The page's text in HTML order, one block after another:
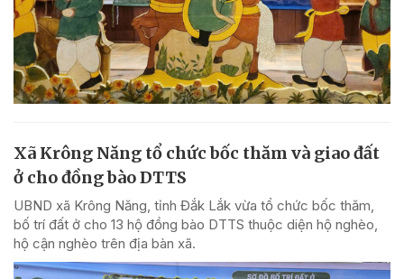
Xã Krông Năng tổ chức bốc thăm và giao đất
ở cho đồng bào DTTS
UBND xã Krông Năng, tỉnh Đắk Lắk vừa tổ chức bốc thăm,
bố trí đất ở cho 13 hộ đồng bào DTTS thuộc diện hộ nghèo,
hộ cận nghèo trên địa bàn xã.